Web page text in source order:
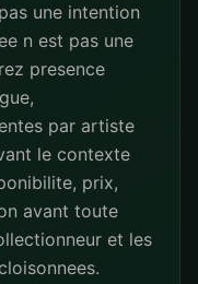
une intention
n est pas une
presence
par artiste
le contexte
prix,
avant toute
et les